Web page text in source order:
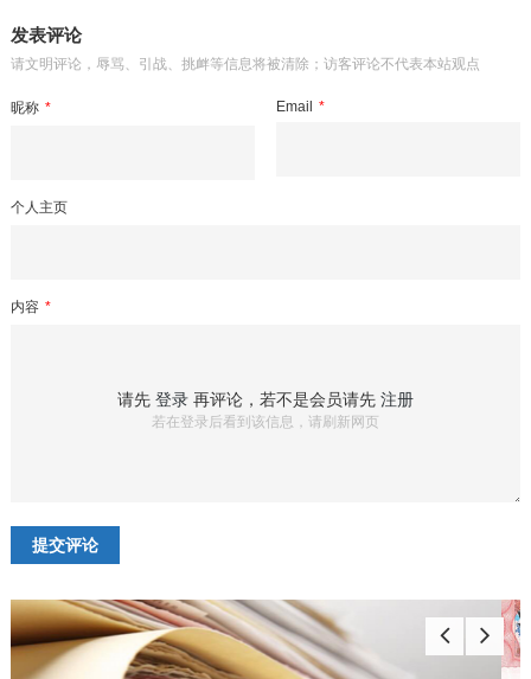
发表评论
请文明评论，辱骂、引战、挑衅等信息将被清除；访客评论不代表本站观点
昵称 * Email *
个人主页
内容 *
请先 登录再评论，若不是会员请先 注册
若在登录后看到该信息，请刷新网页